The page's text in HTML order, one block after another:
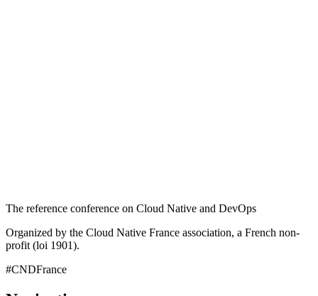
The reference conference on Cloud Native and DevOps
Organized by the Cloud Native France association, a French non-
profit (loi 1901).
#CNDFrance